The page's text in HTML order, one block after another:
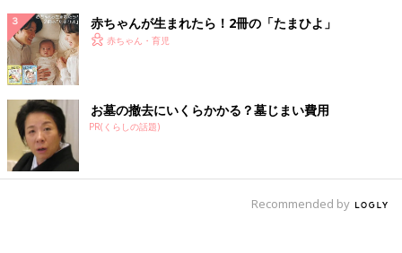
赤ちゃんが生まれたら！2冊の「たまひよ」
赤ちゃん・育児
お墓の撤去にいくらかかる？墓じまい費用
PR(くらしの話題)
Recommended by